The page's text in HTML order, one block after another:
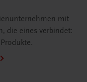
mit
die eines verbindet: